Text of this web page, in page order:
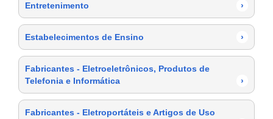
Entretenimento ›
Estabelecimentos de Ensino ›
Fabricantes - Eletroeletrônicos, Produtos de
Telefonia e Informática
›
Fabricantes - Eletroportáteis e Artigos de Uso